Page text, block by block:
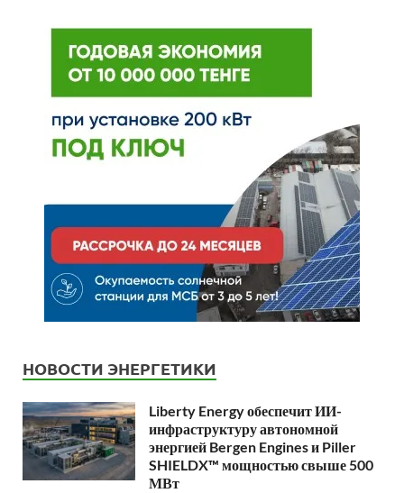
НОВОСТИ ЭНЕРГЕТИКИ
Liberty Energy обеспечит ИИ-
инфраструктуру автономной
энергией Bergen Engines и Piller
SHIELDX™ мощностью свыше 500
МВт